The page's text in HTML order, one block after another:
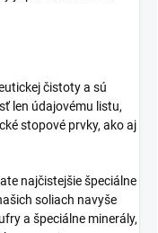
čistoty a sú
len údajovému listu,
stopové prvky, ako aj
najčistejšie špeciálne
soliach navyše
a špeciálne minerály,